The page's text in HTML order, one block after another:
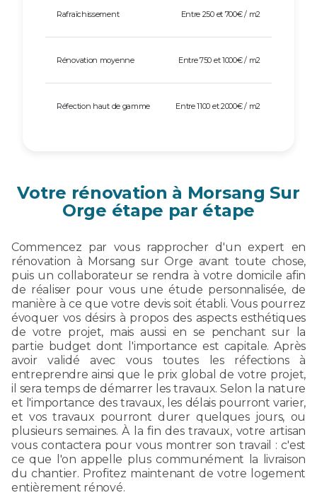
Rafraîchissement Entre 250 et 700€ / m2
Rénovation moyenne Entre 750 et 1000€ / m2
Réfection haut de gamme Entre 1100 et 2000€ / m2
Votre rénovation à Morsang Sur
Orge étape par étape
Commencez par vous rapprocher d'un expert en
rénovation à Morsang sur Orge avant toute chose,
puis un collaborateur se rendra à votre domicile afin
de réaliser pour vous une étude personnalisée, de
manière à ce que votre devis soit établi. Vous pourrez
évoquer vos désirs à propos des aspects esthétiques
de votre projet, mais aussi en se penchant sur la
partie budget dont l'importance est capitale. Après
avoir validé avec vous toutes les réfections à
entreprendre ainsi que le prix global de votre projet,
il sera temps de démarrer les travaux. Selon la nature
et l'importance des travaux, les délais pourront varier,
et vos travaux pourront durer quelques jours, ou
plusieurs semaines. À la fin des travaux, votre artisan
vous contactera pour vous montrer son travail : c'est
ce que l'on appelle plus communément la livraison
du chantier. Profitez maintenant de votre logement
entièrement rénové.